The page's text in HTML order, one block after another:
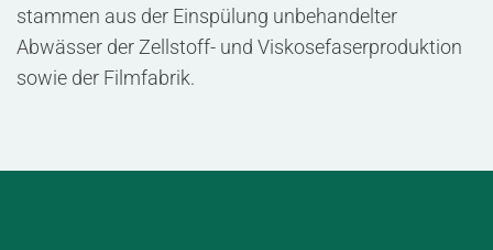
stammen aus der Einspülung unbehandelter
Abwässer der Zellstoff- und Viskosefaserproduktion
sowie der Filmfabrik.